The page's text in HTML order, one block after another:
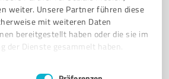
weiter. Unsere Partner führen diese
mit weiteren Daten
bereitgestellt haben oder die sie im
der Dienste gesammelt haben.
(2 Quellen)